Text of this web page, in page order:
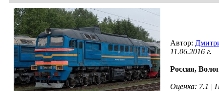
Автор:
11.06.2016 г.
Россия,
Оценка: 7.1 |